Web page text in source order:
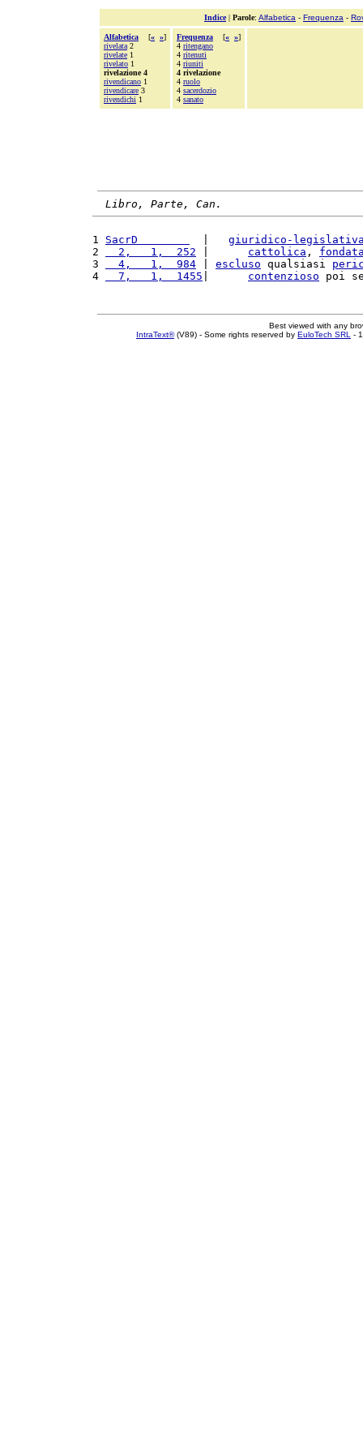
Indice| Parole: Alfabetica - Frequenza -
Alfabetica [« »]
rivelata 2
rivelate 1
rivelato 1
rivelazione 4
rivendicano 1
rivendicare 3
rivendichi 1
Frequenza [« »]
4 ritengano
4 ritenuti
4 riuniti
4 rivelazione
4 ruolo
4 sacerdozio
4 sanato
Libro, Parte, Can.
1 SacrD
giuridico-
2
  2,   1,  252
cattolica ,
3
  4,   1,  984
escluso qualsiasi
4
  7,   1,  1455
contenzioso poi
Best viewed with any
IntraText®(V89) - Some rights reserved by EuloTech SRL -